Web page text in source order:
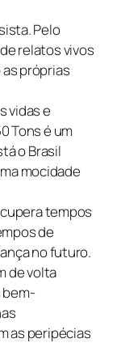
Pelo
relatos vivos
próprias
vidas e
Tonsé um
o Brasil
mocidade
tempos
de
no futuro.
de volta
bem-
as peripécias